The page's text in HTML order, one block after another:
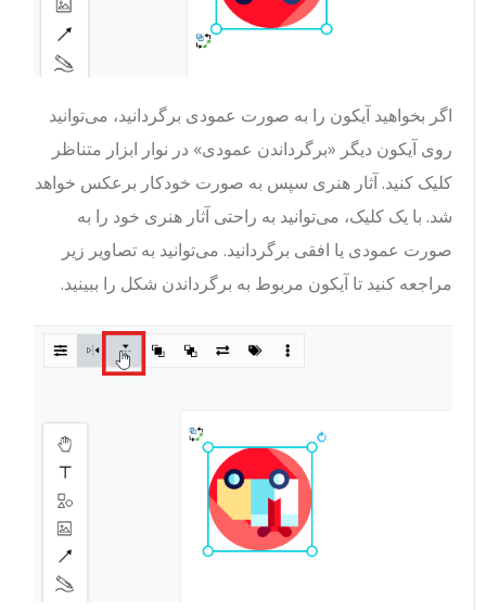
اگر بخواهید آیکون را به صورت عمودی برگردانید، می‌توانید
روی آیکون دیگر «برگرداندن عمودی» در نوار ابزار متناظر
کلیک کنید. آثار هنری سپس به صورت خودکار برعکس خواهد
شد. با یک کلیک، می‌توانید به راحتی آثار هنری خود را به
صورت عمودی یا افقی برگردانید. می‌توانید به تصاویر زیر
مراجعه کنید تا آیکون مربوط به برگرداندن شکل را ببینید.